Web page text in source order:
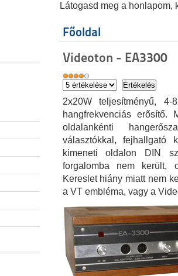
Látogasd meg a honlapom,
Főoldal
Videoton - EA3300
2x20W teljesítményű, 4-
hangfrekvenciás erősítő.
oldalankénti
választókkal, fejhallgató
kimeneti oldalon DIN
forgalomba nem került,
Kereslet hiány miatt nem
a VT embléma, vagy a